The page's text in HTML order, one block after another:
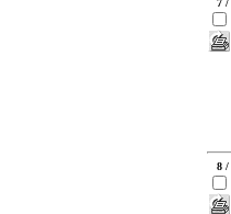
7 /
8 /